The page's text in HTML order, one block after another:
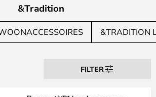
&Tradition
&TRADITION
FILTER